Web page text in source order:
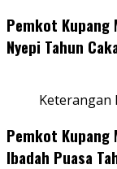
Pemkot Kupang
Nyepi Tahun
Keterangan
Pemkot Kupang
Ibadah Puasa